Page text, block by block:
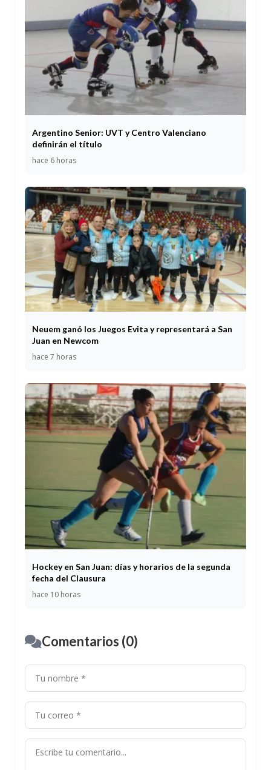
Argentino Senior: UVT y Centro Valenciano
definirán el título
hace 6 horas
Neuem ganó los Juegos Evita y representará a San
Juan en Newcom
hace 7 horas
Hockey en San Juan: días y horarios de la segunda
fecha del Clausura
hace 10 horas
Comentarios (0)